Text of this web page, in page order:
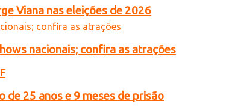
Viana nas eleições de 2026
nacionais; confira as atrações
de 25 anos e 9 meses de prisão